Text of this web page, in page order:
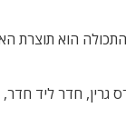
הוא תוצרת
גרין, חדר ליד